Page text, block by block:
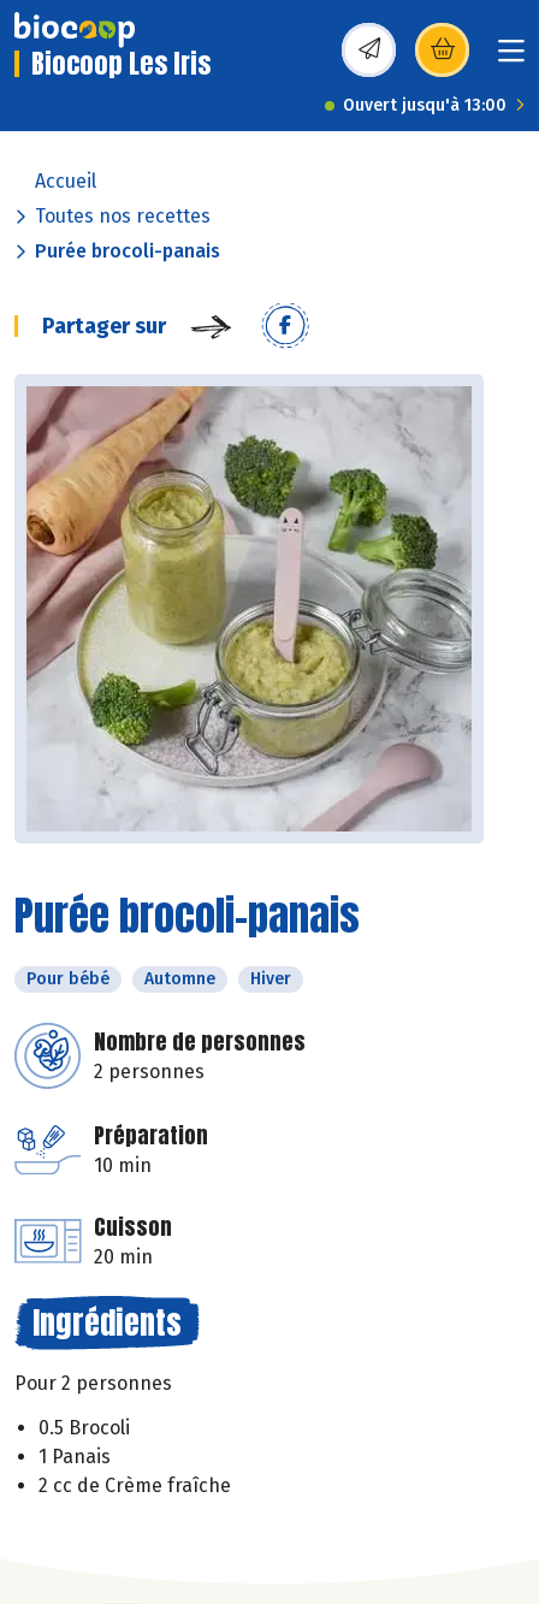
Biocoop Les Iris (s’ouvre dans une
Ouvert jusqu'à 13:00
Accueil
Toutes nos recettes
Purée brocoli-panais
Partager sur
Purée brocoli-panais
Pour bébé Automne Hiver
Nombre de personnes
2 personnes
Préparation
10 min
Cuisson
20 min
Ingrédients
Pour 2 personnes
0.5 Brocoli
1 Panais
2 cc de Crème fraîche